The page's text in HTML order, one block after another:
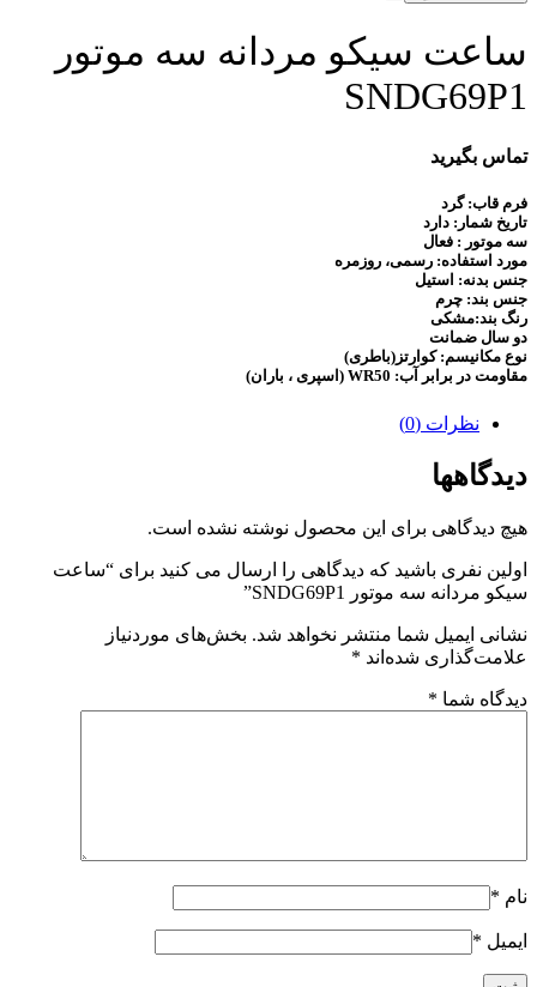
ساعت سیکو مردانه سه موتور
SNDG69P1
تماس بگیرید
فرم قاب: گرد
تاریخ شمار: دارد
سه موتور : فعال
مورد استفاده: رسمی، روزمره
جنس بدنه: استیل
جنس بند: چرم
رنگ بند:مشکی
دو سال ضمانت
نوع مکانیسم: کوارتز(باطری)
مقاومت در برابر آب: WR50 (اسپری ، باران)
نظرات (0)
دیدگاهها
هیچ دیدگاهی برای این محصول نوشته نشده است.
اولین نفری باشید که دیدگاهی را ارسال می کنید برای “ساعت
سیکو مردانه سه موتور SNDG69P1”
نشانی ایمیل شما منتشر نخواهد شد. بخش‌های موردنیاز
علامت‌گذاری شده‌اند *
دیدگاه شما *
نام *
ایمیل *